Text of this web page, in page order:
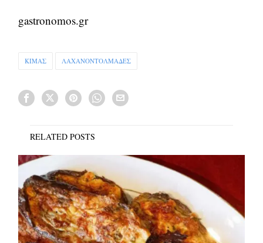
gastronomos.gr
ΚΙΜΑΣ ΛΑΧΑΝΟΝΤΟΛΜΑΔΕΣ
RELATED POSTS